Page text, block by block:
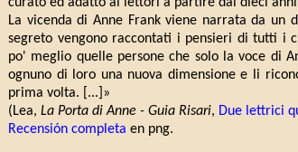
curato ed adatto ai lettori a partire dai dieci
La vicenda di Anne Frank viene narrata da
segreto vengono raccontati i pensieri di tutti i
po' meglio quelle persone che solo la voce di
ognuno di loro una nuova dimensione e li
prima volta. [...]»
(Lea, La Porta di Anne - Guia Risari, Due lettrici
Recensión completa en png.